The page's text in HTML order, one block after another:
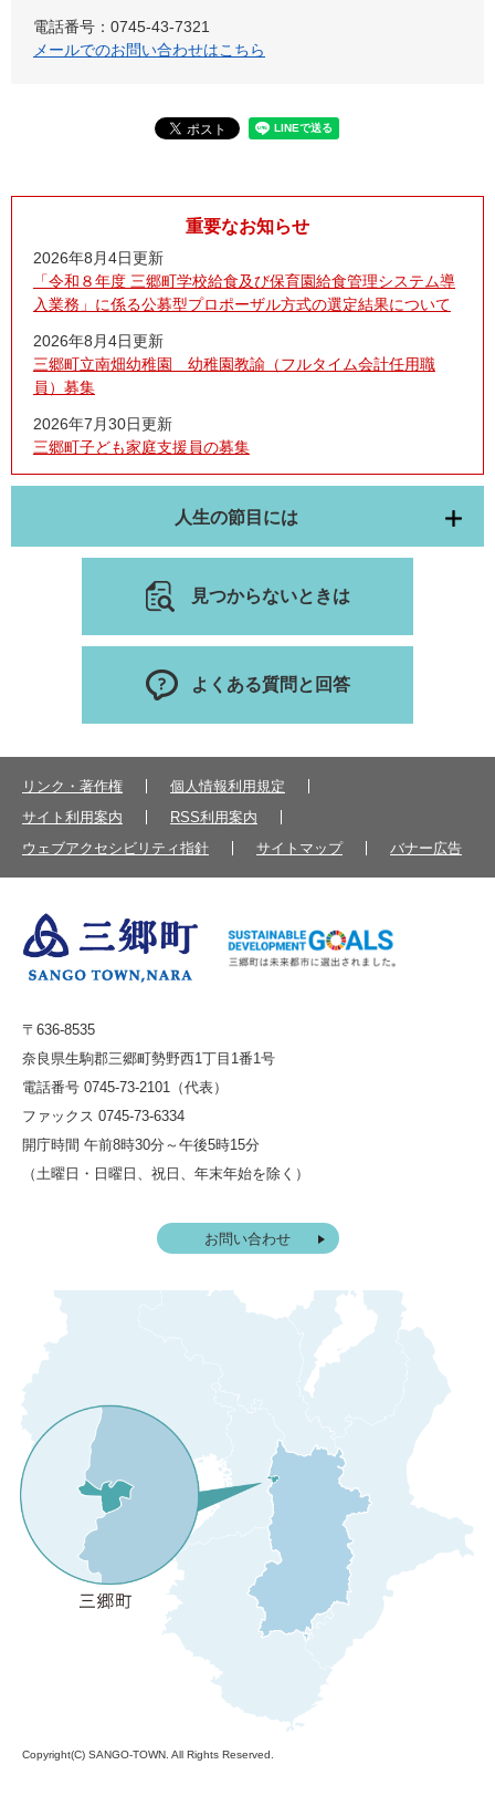
電話番号：0745-43-7321
メールでのお問い合わせはこちら
重要なお知らせ
2026年8月4日更新
「令和８年度 三郷町学校給食及び保育園給食管理システム導
入業務」に係る公募型プロポーザル方式の選定結果について
2026年8月4日更新
三郷町立南畑幼稚園 幼稚園教諭（フルタイム会計任用職
員）募集
2026年7月30日更新
三郷町子ども家庭支援員の募集
人生の節目には
見つからないときは
よくある質問と回答
リンク・著作権
個人情報利用規定
サイト利用案内
RSS利用案内
ウェブアクセシビリティ指針
サイトマップ バナー広告
〒636-8535
奈良県生駒郡三郷町勢野西1丁目1番1号
電話番号 0745-73-2101（代表）
ファックス 0745-73-6334
開庁時間 午前8時30分～午後5時15分
（土曜日・日曜日、祝日、年末年始を除く）
お問い合わせ
Copyright(C) SANGO-TOWN . All Rights Reserved.